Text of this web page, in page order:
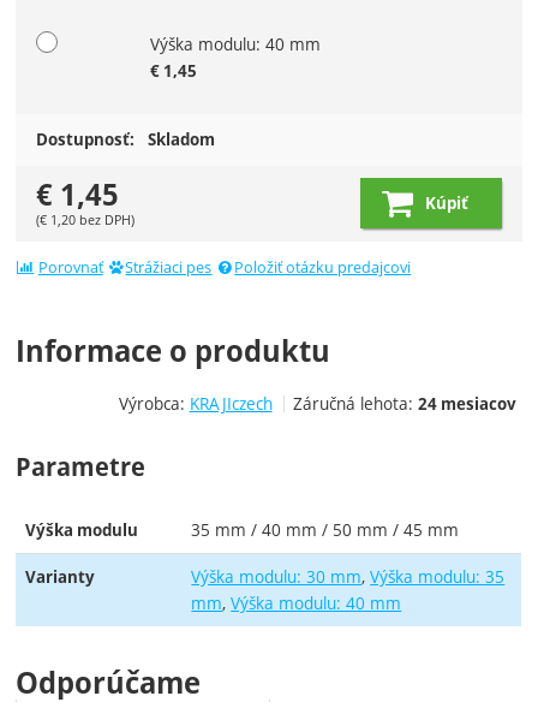
Výška modulu: 40 mm
€ 1,45
Dostupnosť: Skladom
€ 1,45
(€ 1,20 bez DPH)
Kúpiť
Porovnať Strážiaci pes Položiť otázku predajcovi
Informace o produktu
Výrobca: KRAJIczech Záručná lehota: 24 mesiacov
Parametre
Výška modulu 35 mm / 40 mm / 50 mm / 45 mm
Varianty Výška modulu: 30 mm Výška modulu: 35
mm Výška modulu: 40 mm
Odporúčame